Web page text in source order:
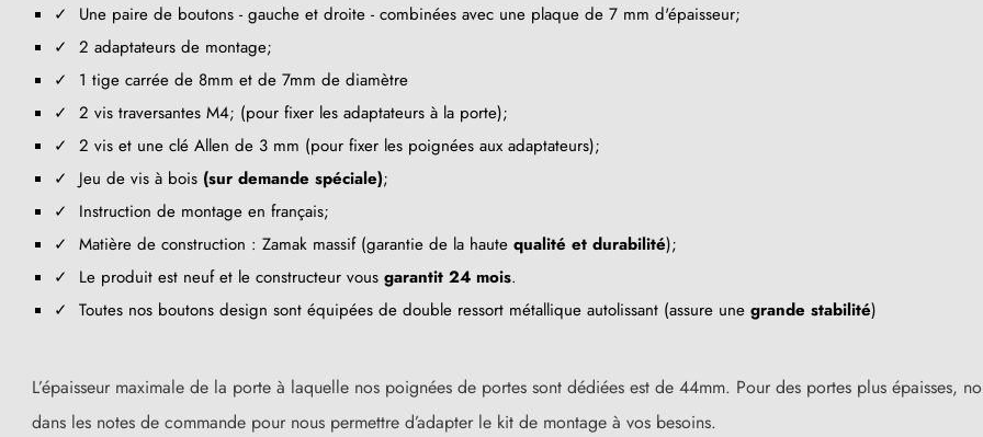
✓ Une paire de boutons - gauche et droite - combinées avec une plaque de 7 mm d'épaisseur;
✓ 2 adaptateurs de montage;
✓ 1 tige carrée de 8mm et de 7mm de diamètre
✓ 2 vis traversantes M4; (pour fixer les adaptateurs à la porte);
✓ 2 vis et une clé Allen de 3 mm (pour fixer les poignées aux adaptateurs);
✓ Jeu de vis à bois (sur demande spéciale);
✓ Instruction de montage en français;
✓ Matière de construction : Zamak massif (garantie de la haute qualité et durabilité);
✓ Le produit est neuf et le constructeur vous garantit 24 mois.
✓ Toutes nos boutons design sont équipées de double ressort métallique autolissant (assure une grande stabilité)
L’épaisseur maximale de la porte à laquelle nos poignées de portes sont dédiées est de 44mm. Pour des portes plus épaisses,
dans les notes de commande pour nous permettre d’adapter le kit de montage à vos besoins.